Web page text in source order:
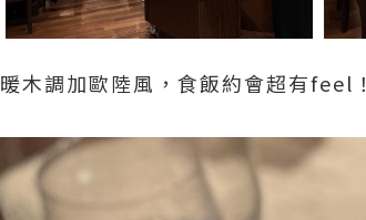
暖木調加歐陸風，食飯約會超有feel！